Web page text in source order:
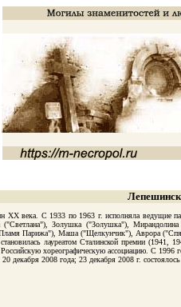
века. С 1933 по 1963 г. исполняла ведущие
Золушка ("Золушка"),
Парижа"), Маша ("Щелкунчик"), Аврора
лауреатом Сталинской премии (1941,
хореографическую ассоциацию. С 1996
2008 года; 23 декабря 2008 г.